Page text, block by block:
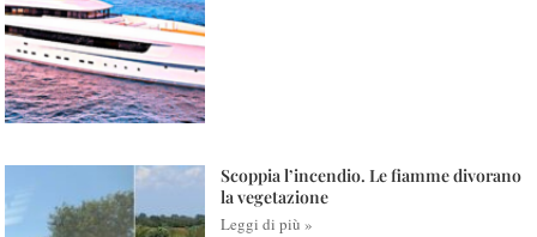
Scoppia l’incendio. Le fiamme divorano
la vegetazione
Leggi di più »